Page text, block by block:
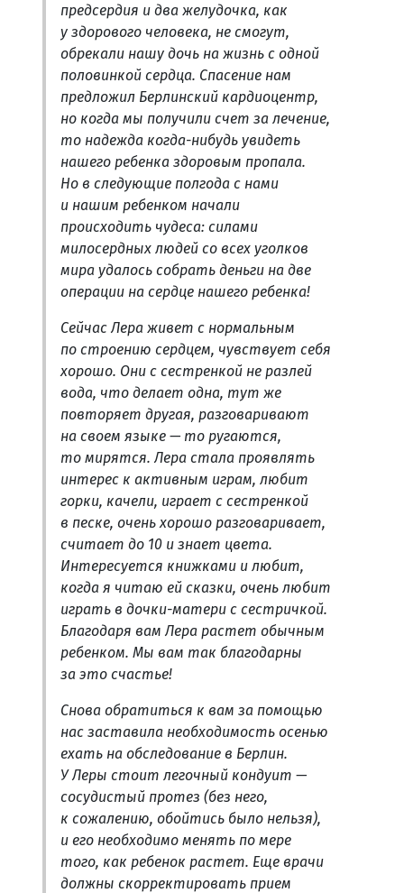
предсердия и два желудочка, как
у здорового человека, не смогут,
обрекали нашу дочь на жизнь с одной
половинкой сердца. Спасение нам
предложил Берлинский кардиоцентр,
но когда мы получили счет за лечение,
то надежда когда-нибудь увидеть
нашего ребенка здоровым пропала.
Но в следующие полгода с нами
и нашим ребенком начали
происходить чудеса: силами
милосердных людей со всех уголков
мира удалось собрать деньги на две
операции на сердце нашего ребенка!
Сейчас Лера живет с нормальным
по строению сердцем, чувствует себя
хорошо. Они с сестренкой не разлей
вода, что делает одна, тут же
повторяет другая, разговаривают
на своем языке — то ругаются,
то мирятся. Лера стала проявлять
интерес к активным играм, любит
горки, качели, играет с сестренкой
в песке, очень хорошо разговаривает,
считает до 10 и знает цвета.
Интересуется книжками и любит,
когда я читаю ей сказки, очень любит
играть в дочки-матери с сестричкой.
Благодаря вам Лера растет обычным
ребенком. Мы вам так благодарны
за это счастье!
Снова обратиться к вам за помощью
нас заставила необходимость осенью
ехать на обследование в Берлин.
У Леры стоит легочный кондуит —
сосудистый протез (без него,
к сожалению, обойтись было нельзя),
и его необходимо менять по мере
того, как ребенок растет. Еще врачи
должны скорректировать прием